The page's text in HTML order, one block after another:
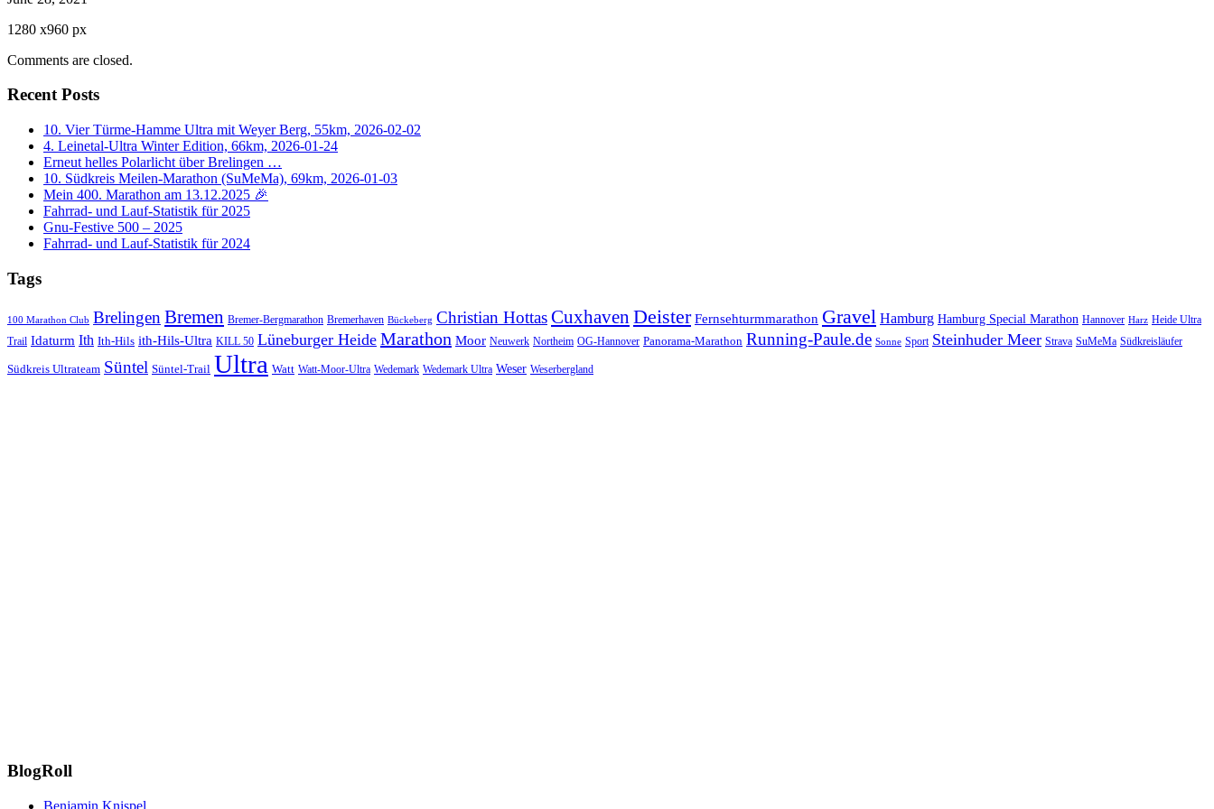
1280 x960 px
Comments are closed.
Recent Posts
10. Vier Türme-Hamme Ultra mit Weyer Berg, 55km, 2026-02-02
4. Leinetal-Ultra Winter Edition, 66km, 2026-01-24
Erneut helles Polarlicht über Brelingen …
10. Südkreis Meilen-Marathon (SuMeMa), 69km, 2026-01-03
Mein 400. Marathon am 13.12.2025 🎉
Fahrrad- und Lauf-Statistik für 2025
Gnu-Festive 500 – 2025
Fahrrad- und Lauf-Statistik für 2024
Tags
100 Marathon Club BrelingenBremen Bremer-Bergmarathon Bremerhaven Bückeberg Christian HottasCuxhaven Deister Fernsehturmmarathon Gravel Hamburg Hamburg Special Marathon Hannover Harz Heide Ultra
Trail Idaturm Ith Ith-Hils ith-Hils-Ultra KILL 50 Lüneburger Heide Marathon Moor Neuwerk Northeim OG-Hannover Panorama-Marathon Running-Paule.de Sonne Sport Steinhuder Meer Strava SuMeMa Südkreisläufer
Südkreis Ultrateam Süntel Süntel-Trail Ultra Watt Watt-Moor-Ultra Wedemark Wedemark Ultra Weser Weserbergland
BlogRoll
Benjamin Knispel